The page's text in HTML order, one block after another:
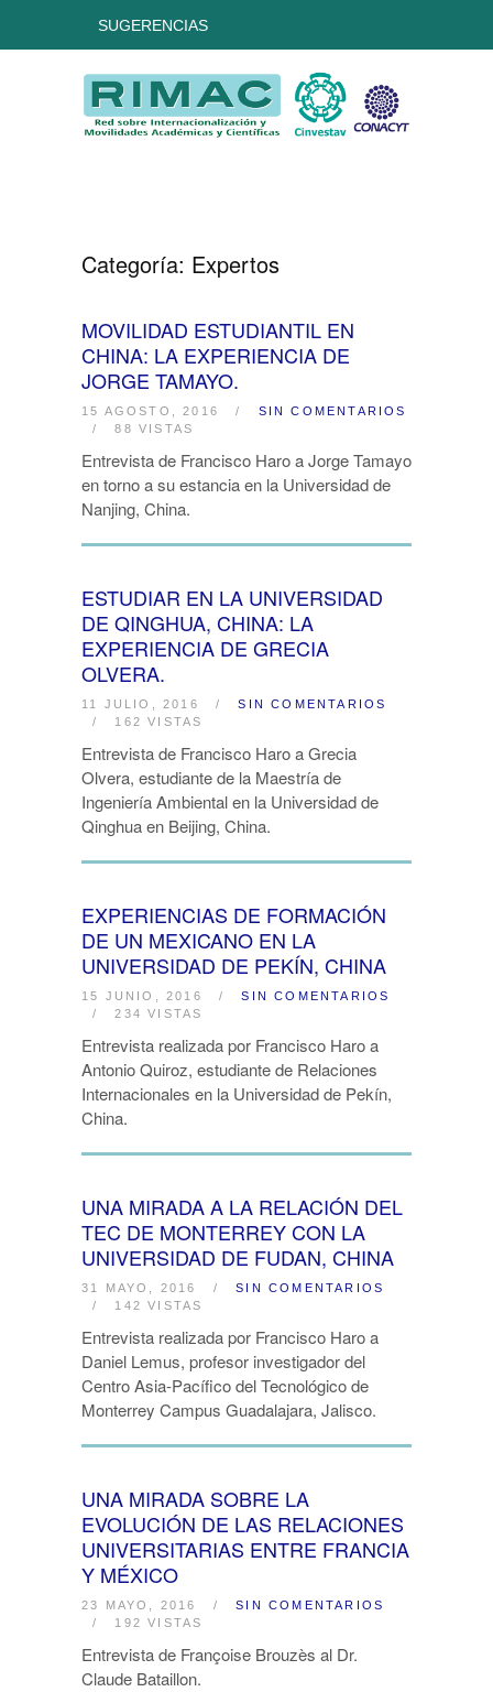
SUGERENCIAS
Categoría: Expertos
MOVILIDAD ESTUDIANTIL EN
CHINA: LA EXPERIENCIA DE
JORGE TAMAYO.
15 AGOSTO, 2016 /
SIN COMENTARIOS
/
88 VISTAS
Entrevista de Francisco Haro a Jorge Tamayo
en torno a su estancia en la Universidad de
Nanjing, China.
ESTUDIAR EN LA UNIVERSIDAD
DE QINGHUA, CHINA: LA
EXPERIENCIA DE GRECIA
OLVERA.
11 JULIO, 2016 /
SIN COMENTARIOS
/
162 VISTAS
Entrevista de Francisco Haro a Grecia
Olvera, estudiante de la Maestría de
Ingeniería Ambiental en la Universidad de
Qinghua en Beijing, China.
EXPERIENCIAS DE FORMACIÓN
DE UN MEXICANO EN LA
UNIVERSIDAD DE PEKÍN, CHINA
15 JUNIO, 2016 /
SIN COMENTARIOS
/
234 VISTAS
Entrevista realizada por Francisco Haro a
Antonio Quiroz, estudiante de Relaciones
Internacionales en la Universidad de Pekín,
China.
UNA MIRADA A LA RELACIÓN DEL
TEC DE MONTERREY CON LA
UNIVERSIDAD DE FUDAN, CHINA
31 MAYO, 2016 /
SIN COMENTARIOS
/
142 VISTAS
Entrevista realizada por Francisco Haro a
Daniel Lemus, profesor investigador del
Centro Asia-Pacífico del Tecnológico de
Monterrey Campus Guadalajara, Jalisco.
UNA MIRADA SOBRE LA
EVOLUCIÓN DE LAS RELACIONES
UNIVERSITARIAS ENTRE FRANCIA
Y MÉXICO
23 MAYO, 2016 /
SIN COMENTARIOS
/
192 VISTAS
Entrevista de Françoise Brouzès al Dr.
Claude Bataillon.